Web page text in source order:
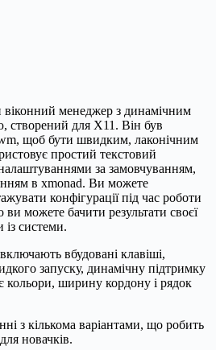
віконний менеджер з динамічним
створений для X11. Він був
щоб бути швидким, лаконічним
простий текстовий
за замовчуванням,
в xmonad. Ви можете
конфігурації під час роботи
можете бачити результати своєї
із системи.
вбудовані клавіші,
запуску, динамічну підтримку
кольори, ширину кордону і рядок
з кількома варіантами, що робить
новачків.